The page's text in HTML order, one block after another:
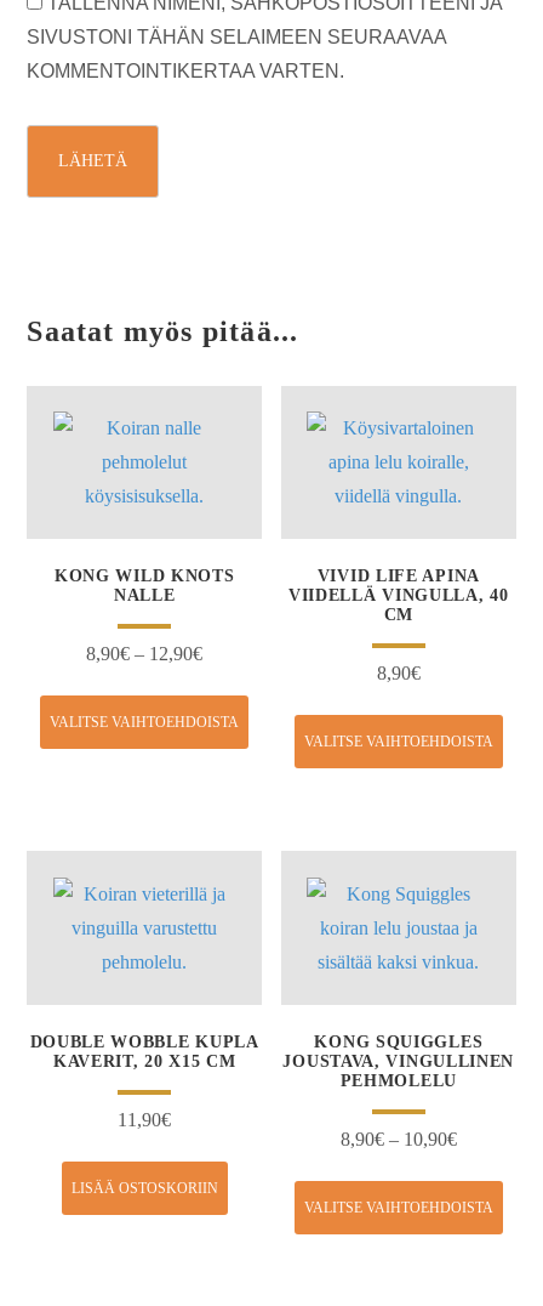
SIVUSTONI TÄHÄN SELAIMEEN SEURAAVAA
KOMMENTOINTIKERTAA VARTEN.
Saatat myös pitää...
KONG WILD KNOTS
NALLE
8,90€ – 12,90€
VALITSE VAIHTOEHDOISTA
VIVID LIFE APINA
VIIDELLÄ VINGULLA, 40
CM
8,90€
VALITSE VAIHTOEHDOISTA
DOUBLE WOBBLE KUPLA
KAVERIT, 20 X15 CM
11,90€
LISÄÄ OSTOSKORIIN
KONG SQUIGGLES
JOUSTAVA, VINGULLINEN
PEHMOLELU
8,90€ – 10,90€
VALITSE VAIHTOEHDOISTA